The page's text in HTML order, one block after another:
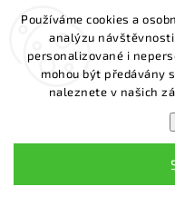
Používáme cookies a
analýzu
personalizované i
mohou být předávány
naleznete v našich
NÁPOVĚDA
Sledování trasy balíku
Reklamační řád
KONTAKT